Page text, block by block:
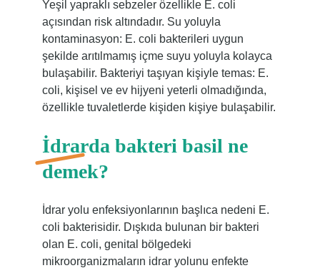
Yeşil yapraklı sebzeler özellikle E. coli
açısından risk altındadır. Su yoluyla
kontaminasyon: E. coli bakterileri uygun
şekilde arıtılmamış içme suyu yoluyla kolayca
bulaşabilir. Bakteriyi taşıyan kişiyle temas: E.
coli, kişisel ve ev hijyeni yeterli olmadığında,
özellikle tuvaletlerde kişiden kişiye bulaşabilir.
İdrarda bakteri basil ne
demek?
İdrar yolu enfeksiyonlarının başlıca nedeni E.
coli bakterisidir. Dışkıda bulunan bir bakteri
olan E. coli, genital bölgedeki
mikroorganizmaların idrar yolunu enfekte